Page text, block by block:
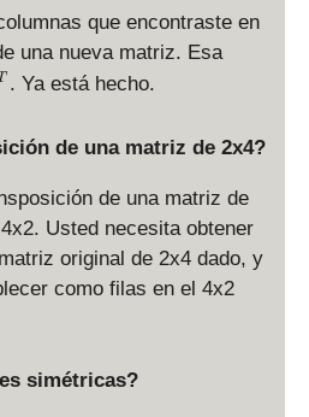
que encontraste en
una nueva matriz. Esa
. Ya está hecho.
de una matriz de 2x4?
de una matriz de
Usted necesita obtener
original de 2x4 dado, y
como filas en el 4x2
simétricas?